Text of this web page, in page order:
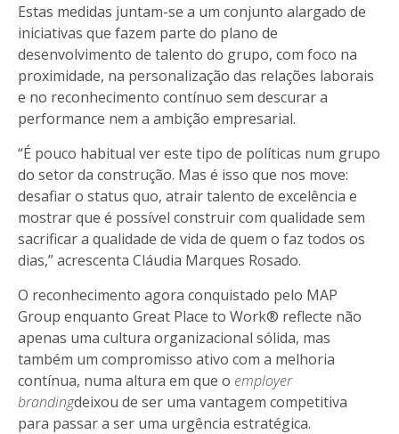
Estas medidas juntam-se a um conjunto alargado de
iniciativas que fazem parte do plano de
desenvolvimento de talento do grupo, com foco na
proximidade, na personalização das relações laborais
e no reconhecimento contínuo sem descurar a
performance nem a ambição empresarial.
“É pouco habitual ver este tipo de políticas num grupo
do setor da construção. Mas é isso que nos move:
desafiar o status quo, atrair talento de excelência e
mostrar que é possível construir com qualidade sem
sacrificar a qualidade de vida de quem o faz todos os
dias,” acrescenta Cláudia Marques Rosado.
O reconhecimento agora conquistado pelo MAP
Group enquanto Great Place to Work® reflecte não
apenas uma cultura organizacional sólida, mas
também um compromisso ativo com a melhoria
contínua, numa altura em que o employer
brandingdeixou de ser uma vantagem competitiva
para passar a ser uma urgência estratégica.